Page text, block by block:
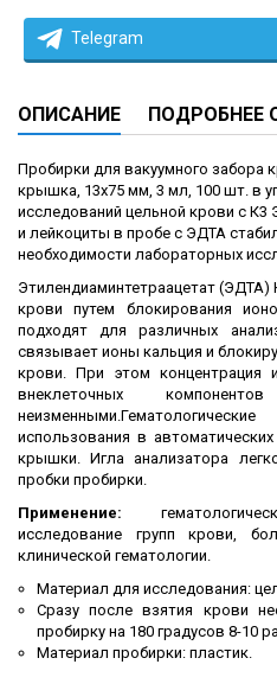
Telegram
ОПИСАНИЕ ПОДРОБНЕЕ
Пробирки для вакуумного забора
крышка, 13х75 мм, 3 мл, 100 шт. в
исследований цельной крови с
и лейкоциты в пробе с ЭДТА
необходимости лабораторных
Этилендиаминтетраацетат
крови путем блокирования
подходят для различных
связывает ионы кальция и
крови. При этом концентрация
внеклеточных
использования в
крышки. Игла анализатора
пробки пробирки.
Применение:
исследование групп крови,
клинической гематологии.
Материал для исследования:
Сразу после взятия крови
пробирку на 180 градусов 8-10
Материал пробирки: пластик.